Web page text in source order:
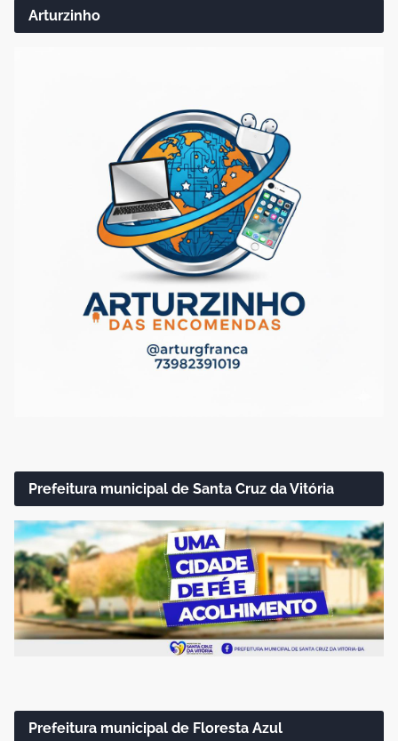
Arturzinho
Prefeitura municipal de Santa Cruz da Vitória
Prefeitura municipal de Floresta Azul